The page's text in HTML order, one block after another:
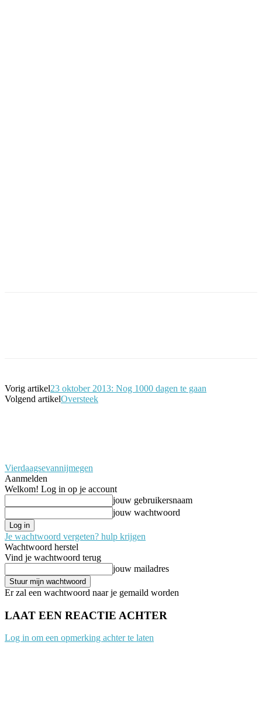
Vorig artikel23 oktober 2013: Nog 1000 dagen te gaan
Volgend artikelOversteek
Vierdaagsevannijmegen
Aanmelden
Welkom! Log in op je account
jouw gebruikersnaam
jouw wachtwoord
Je wachtwoord vergeten? hulp krijgen
Wachtwoord herstel
Vind je wachtwoord terug
jouw mailadres
Er zal een wachtwoord naar je gemaild worden
LAAT EEN REACTIE ACHTER
Log in om een opmerking achter te laten